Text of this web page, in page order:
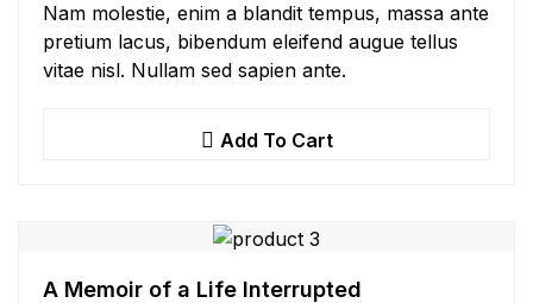
Nam molestie, enim a blandit tempus, massa ante
pretium lacus, bibendum eleifend augue tellus
vitae nisl. Nullam sed sapien ante.
Add To Cart
A Memoir of a Life Interrupted